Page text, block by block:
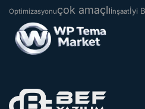
Optimizasyonuçok amaçlıİnşaatİyi